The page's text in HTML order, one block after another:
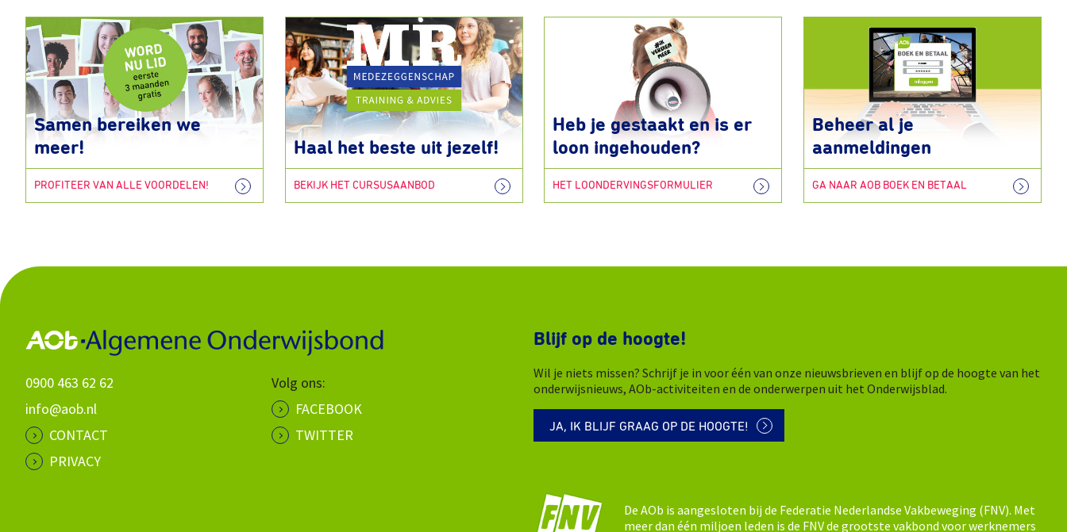
Samen bereiken we
meer!
PROFITEER VAN ALLE VOORDELEN!
Haal het beste uit jezelf!
BEKIJK HET CURSUSAANBOD
Heb je gestaakt en is er
loon ingehouden?
HET LOONDERVINGSFORMULIER
Beheer al je
aanmeldingen
GA NAAR AOB BOEK EN BETAAL
0900 463 62 62
info@aob.nl
CONTACT
PRIVACY
Volg ons:
FACEBOOK
TWITTER
Blijf op de hoogte!
Wil je niets missen? Schrijf je in voor één van onze nieuwsbrieven en blijf op de hoogte van het
onderwijsnieuws, AOb-activiteiten en de onderwerpen uit het Onderwijsblad.
JA, IK BLIJF GRAAG OP DE HOOGTE!
De AOb is aangesloten bij de Federatie Nederlandse Vakbeweging (FNV). Met
meer dan één miljoen leden is de FNV de grootste vakbond voor werknemers